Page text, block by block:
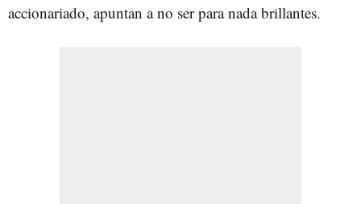
accionariado, apuntan a no ser para nada brillantes.